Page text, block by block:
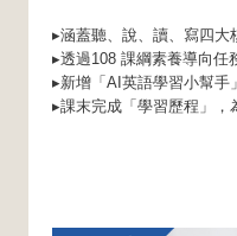
▸涵蓋聽、說、讀、寫四大
▸透過108 課綱素養導向任
▸新增「AI英語學習小幫手
▸課末完成「學習歷程」，